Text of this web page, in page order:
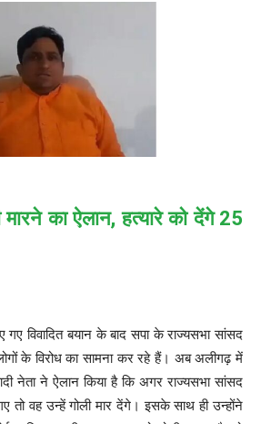
का ऐलान, हत्यारे को देंगे 25
गए विवादित बयान के बाद सपा के राज्यसभा सांसद
के विरोध का सामना कर रहे हैं। अब अलीगढ़ में
नेता ने ऐलान किया है कि अगर राज्यसभा सांसद
तो वह उन्हें गोली मार देंगे। इसके साथ ही उन्होंने